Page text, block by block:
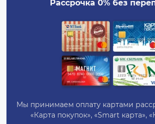
Рассрочка 0% без
Мы принимаем оплату картами
«Карта покупок», «Smart карта»,